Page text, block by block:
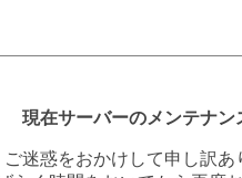
現在サーバーのメンテナン
ご迷惑をおかけして申し訳あ